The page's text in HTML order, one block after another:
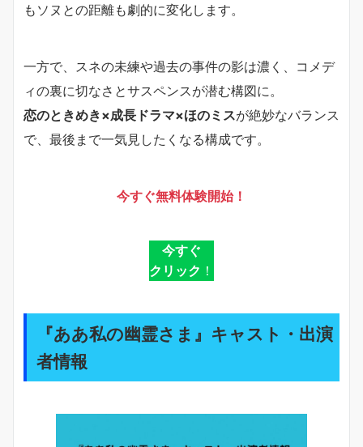
もソヌとの距離も劇的に変化します。
一方で、スネの未練や過去の事件の影は濃く、コメデ
ィの裏に切なさとサスペンスが潜む構図に。
恋のときめき×成長ドラマ×ほのミスが絶妙なバランス
で、最後まで一気見したくなる構成です。
今すぐ無料体験開始！
今すぐ
クリック ！
『ああ私の幽霊さま』キャスト・出演
者情報